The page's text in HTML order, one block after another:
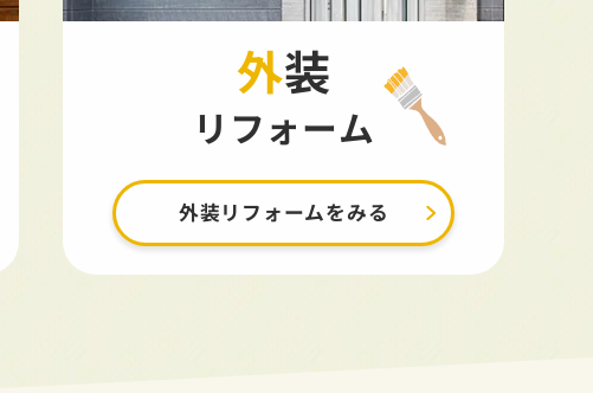
外装
リフォーム
外装リフォームをみる